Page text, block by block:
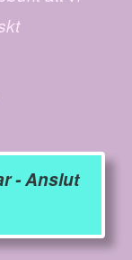
- Anslut